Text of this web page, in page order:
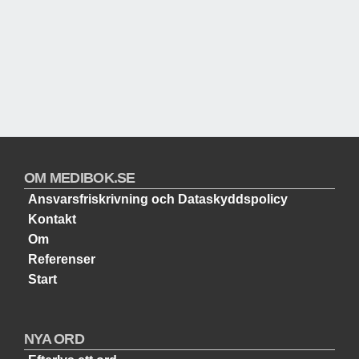
OM MEDIBOK.SE
Ansvarsfriskrivning och Dataskyddspolicy
Kontakt
Om
Referenser
Start
NYA ORD